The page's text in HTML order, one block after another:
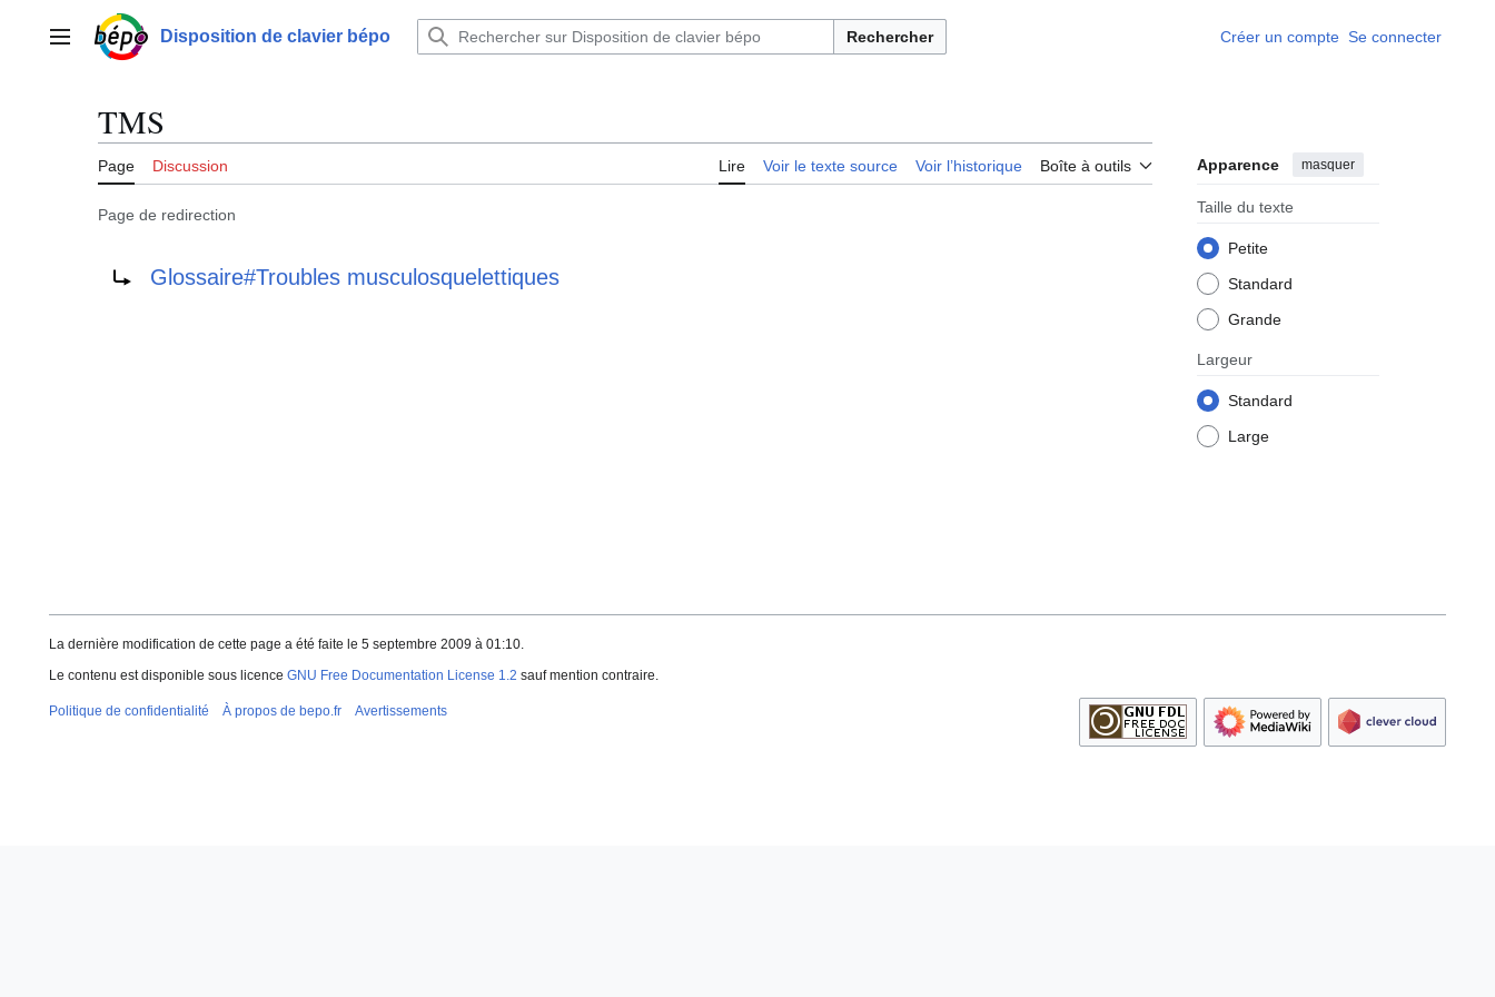
contenuMenu principalDisposition de clavier bépo Rechercher Créer un compte Se connecter
TMS
Page Discussion Lire Voir le texte source Voir l’historique Boîte à outils Apparence masquer
Taille du texte
Petite
Standard
Grande
Largeur
Standard
Large
Page de redirection
Glossaire#Troubles musculosquelettiques
La dernière modification de cette page a été faite le 5 septembre 2009 à 01:10.
Le contenu est disponible sous licence GNU Free Documentation License 1.2 sauf mention contraire.
Politique de confidentialité À propos de bepo.fr Avertissements